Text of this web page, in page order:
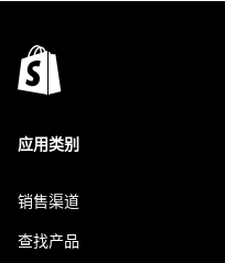
应用类别
销售渠道
查找产品